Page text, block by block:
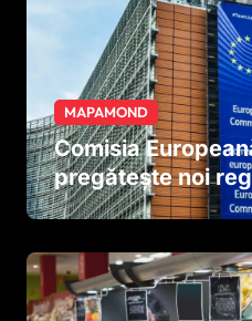
MAPAMOND
Comisia
pregătește noi
tutun și țigările